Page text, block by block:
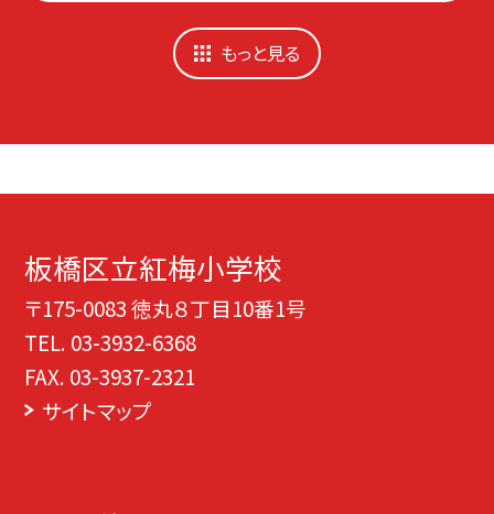
もっと見る
板橋区立紅梅小学校
〒175-0083 徳丸８丁目10番1号
TEL. 03-3932-6368
FAX. 03-3937-2321
サイトマップ